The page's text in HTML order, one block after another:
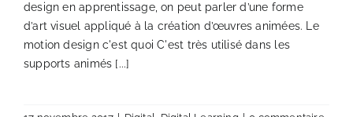
design en apprentissage, on peut parler d’une forme
d’art visuel appliqué à la création d’œuvres animées. Le
motion design c'est quoi C'est très utilisé dans les
supports animés [...]